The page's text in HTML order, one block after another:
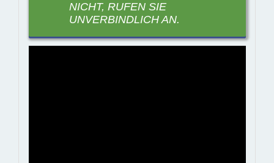
NICHT, RUFEN SIE
UNVERBINDLICH AN.